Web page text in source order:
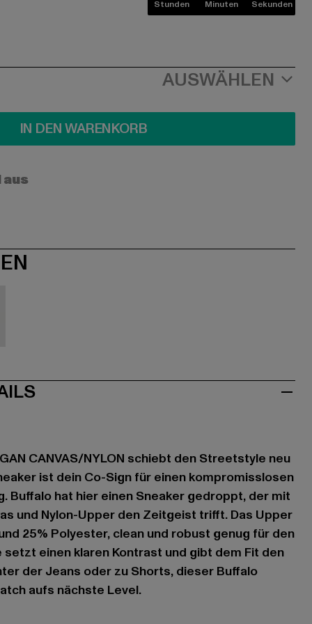
Stunden Minuten Sekunden
AUSWÄHLEN
IN DEN WARENKORB
CANVAS/NYLON schiebt den Streetstyle neu
ist dein Co-Sign für einen kompromisslosen
Buffalo hat hier einen Sneaker gedroppt, der mit
und Nylon-Upper den Zeitgeist trifft. Das Upper
25% Polyester, clean und robust genug für den
setzt einen klaren Kontrast und gibt dem Fit den
der Jeans oder zu Shorts, dieser Buffalo
aufs nächste Level.